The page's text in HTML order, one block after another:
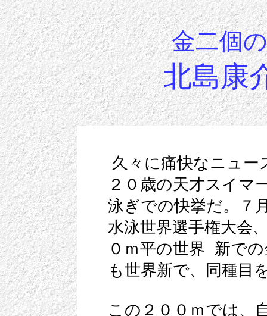
金二個
北島康
久々に痛快なニュー
２０歳の天才スイマ
泳ぎでの快挙だ。７
水泳世界選手権大会
０ｍ平の世界 新で
も世界新で、同種目
この２００ｍでは、